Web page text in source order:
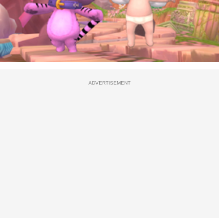
ADVERTISEMENT